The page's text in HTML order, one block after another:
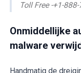
Toll Free -+1-
Onmiddellijke
malware
Handmatig de